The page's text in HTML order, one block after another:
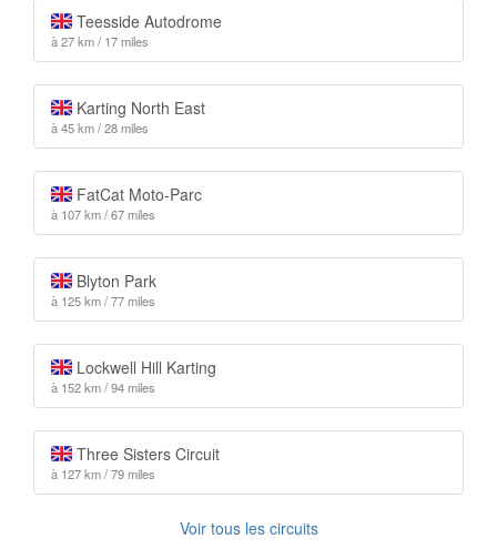
Teesside Autodrome
à 27 km / 17 miles
Karting North East
à 45 km / 28 miles
FatCat Moto-Parc
à 107 km / 67 miles
Blyton Park
à 125 km / 77 miles
Lockwell Hill Karting
à 152 km / 94 miles
Three Sisters Circuit
à 127 km / 79 miles
Voir tous les circuits